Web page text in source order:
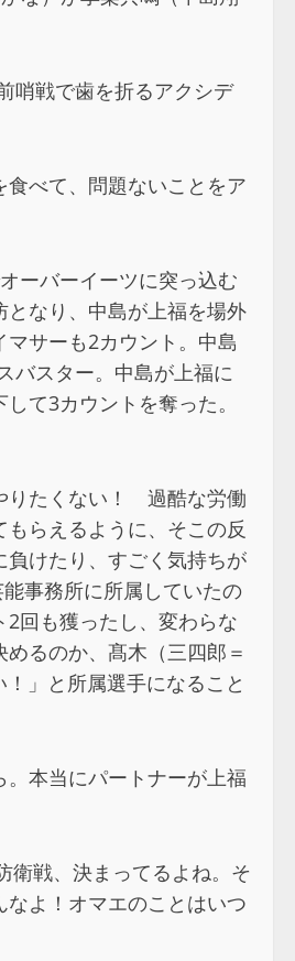
哨戦で歯を折るアクシデ
べて、問題ないことをア
ーバーイーツに突っ込む
なり、中島が上福を場外
サーも2カウント。中島
バスター。中島が上福に
て3カウントを奪った。
りたくない！ 過酷な労働
らえるように、そこの反
けたり、すごく気持ちが
事務所に所属していたの
回も獲ったし、変わらな
るのか、髙木（三四郎＝
」と所属選手になること
本当にパートナーが上福
衛戦、決まってるよね。そ
よ！オマエのことはいつ